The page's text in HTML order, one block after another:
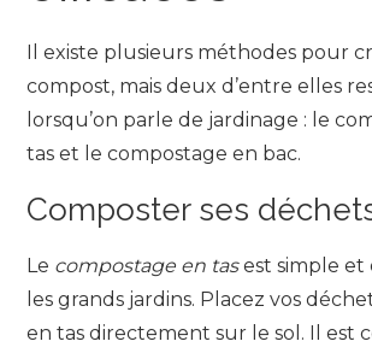
Il existe plusieurs méthodes pour
compost, mais deux d’entre elles
lorsqu’on parle de jardinage : le
tas et le compostage en bac.
Composter ses
Le compostage en tasest simple et
les grands jardins. Placez vos
en tas directement sur le sol. Il est